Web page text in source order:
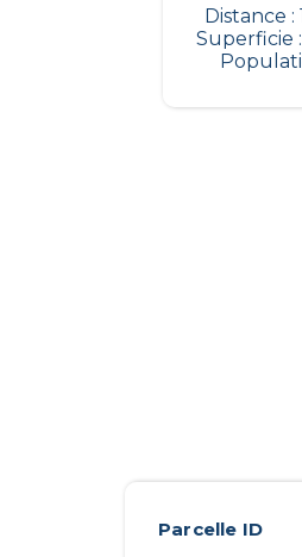
Distance :
Superficie
Parcelle ID